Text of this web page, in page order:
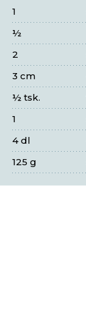
1
½
2
3 cm
½ tsk.
1
4 dl
125 g